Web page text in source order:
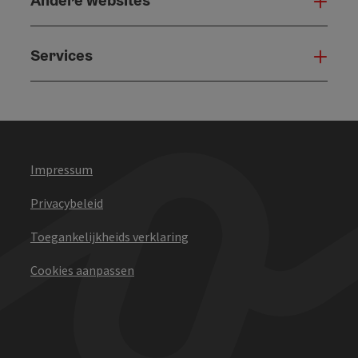
Services
Impressum
Privacybeleid
Toegankelijkheids verklaring
Cookies aanpassen